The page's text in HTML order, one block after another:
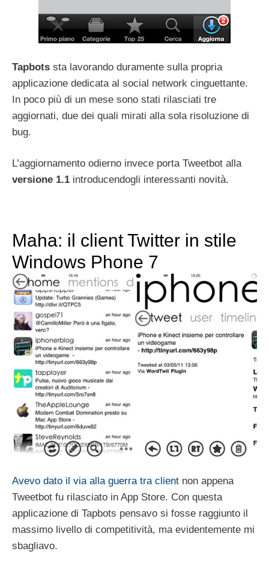
Tapbots sta lavorando duramente sulla propria
applicazione dedicata al social network cinguettante.
In poco più di un mese sono stati rilasciati tre
aggiornati, due dei quali mirati alla sola risoluzione di
bug.
L’aggiornamento odierno invece porta Tweetbot alla
versione 1.1 introducendogli interessanti novità.
Maha: il client Twitter in stile
Windows Phone 7
Avevo dato il via alla guerra tra client non appena
Tweetbot fu rilasciato in App Store. Con questa
applicazione di Tapbots pensavo si fosse raggiunto il
massimo livello di competitività, ma evidentemente mi
sbagliavo.